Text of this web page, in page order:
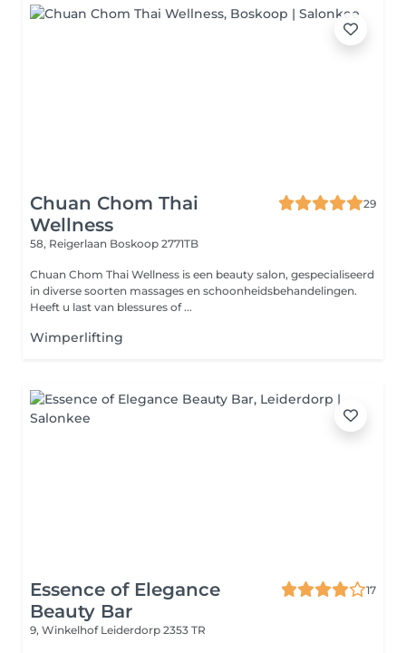
Chuan Chom Thai
Wellness
29
58, Reigerlaan Boskoop 2771TB
Chuan Chom Thai Wellness is een beauty salon, gespecialiseerd
in diverse soorten massages en schoonheidsbehandelingen.
Heeft u last van blessures of ...
Wimperlifting
Essence of Elegance
Beauty Bar
17
9, Winkelhof Leiderdorp 2353 TR